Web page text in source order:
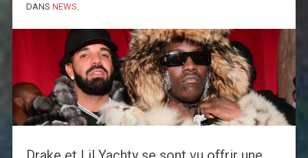
DANS NEWS